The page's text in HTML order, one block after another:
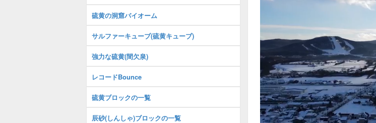
硫黄の洞窟バイオーム
サルファーキューブ(硫黄キューブ)
強力な硫黄(間欠泉)
レコードBounce
硫黄ブロックの一覧
辰砂(しんしゃ)ブロックの一覧